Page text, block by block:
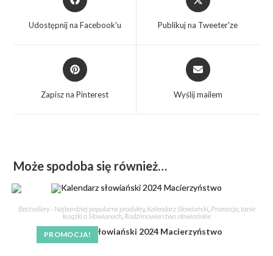
Udostępnij na Facebook'u Publikuj na Tweeter'ze
Zapisz na Pinterest Wyślij mailem
Może spodoba się również…
PROMOCJA!
Bestsellery - Najbardziej popularne produkty, Kalendarz Słowiański, Promocje, tanie
książki o Słowianach, Rodzimowierstwo słowiańskie
Kalendarz słowiański 2024 Macierzyństwo